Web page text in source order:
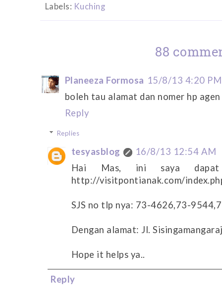
Labels: Kuching
88
Planeeza Formosa 15/8/13 4:20 PM
boleh tau alamat dan nomer hp
Reply
Replies
tesyasblog
16/8/13 12:54 AM
Hai Mas, ini saya
http://visitpontianak.com/
SJS no tlp nya: 73-4626,73-
Dengan alamat: Jl.
Hope it helps ya..
Reply